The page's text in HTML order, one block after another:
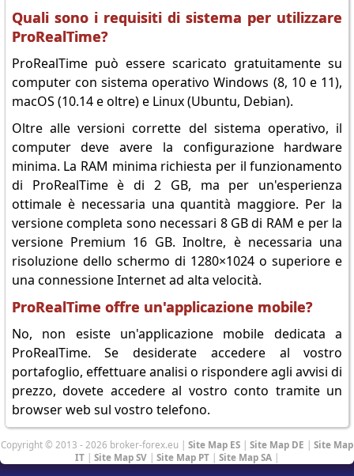
Quali sono i requisiti di sistema per utilizzare
ProRealTime?
ProRealTime può essere scaricato gratuitamente su
computer con sistema operativo Windows (8, 10 e 11),
macOS (10.14 e oltre) e Linux (Ubuntu, Debian).
Oltre alle versioni corrette del sistema operativo, il
computer deve avere la configurazione hardware
minima. La RAM minima richiesta per il funzionamento
di ProRealTime è di 2 GB, ma per un'esperienza
ottimale è necessaria una quantità maggiore. Per la
versione completa sono necessari 8 GB di RAM e per la
versione Premium 16 GB. Inoltre, è necessaria una
risoluzione dello schermo di 1280×1024 o superiore e
una connessione Internet ad alta velocità.
ProRealTime offre un'applicazione mobile?
No, non esiste un'applicazione mobile dedicata a
ProRealTime. Se desiderate accedere al vostro
portafoglio, effettuare analisi o rispondere agli avvisi di
prezzo, dovete accedere al vostro conto tramite un
browser web sul vostro telefono.
Copyright © 2013 - 2026 broker-forex.eu | Site Map ES | Site Map DE | Site Map
IT | Site Map SV | Site Map PT | Site Map SA |